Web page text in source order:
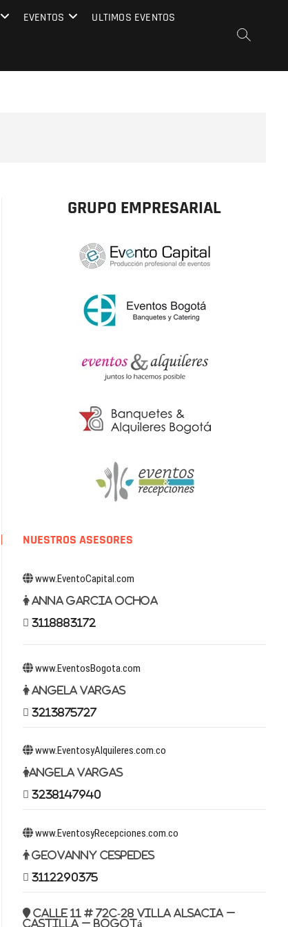
EVENTOS ULTIMOS EVENTOS
GRUPO EMPRESARIAL
NUESTROS ASESORES
www.EventoCapital.com
Anna Garcia Ochoa
3118883172
www.EventosBogota.com
Angela Vargas
3213875727
www.EventosyAlquileres.com.co
Angela Vargas
3238147940
www.EventosyRecepciones.com.co
Geovanny Cespedes
3112290375
Calle 11 # 72c-28 Villa Alsacia –
Castilla – Bogotá